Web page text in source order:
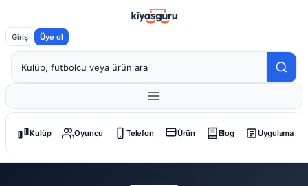
Giriş Üye ol
Kulüp Oyuncu Telefon Ürün Blog Uygulama